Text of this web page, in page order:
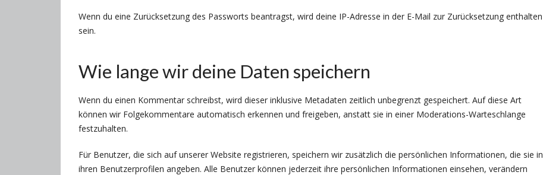
Wenn du eine Zurücksetzung des Passworts beantragst, wird deine IP-Adresse in der E-Mail zur Zurücksetzung enthalten
sein.
Wie lange wir deine Daten speichern
Wenn du einen Kommentar schreibst, wird dieser inklusive Metadaten zeitlich unbegrenzt gespeichert. Auf diese Art
können wir Folgekommentare automatisch erkennen und freigeben, anstatt sie in einer Moderations-Warteschlange
festzuhalten.
Für Benutzer, die sich auf unserer Website registrieren, speichern wir zusätzlich die persönlichen Informationen, die sie in
ihren Benutzerprofilen angeben. Alle Benutzer können jederzeit ihre persönlichen Informationen einsehen, verändern